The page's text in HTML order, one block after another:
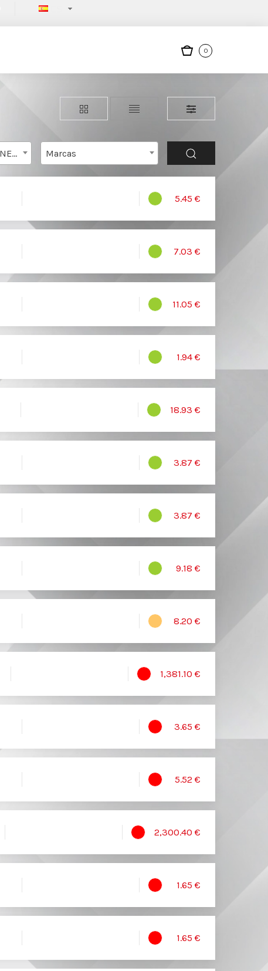
0
SUPLEMENTOS ALINEACION EQUIPOS Marcas
5.45 €
7.03 €
11.05 €
1.94 €
18.93 €
3.87 €
3.87 €
9.18 €
8.20 €
1,381.10 €
3.65 €
5.52 €
2,300.40 €
1.65 €
1.65 €